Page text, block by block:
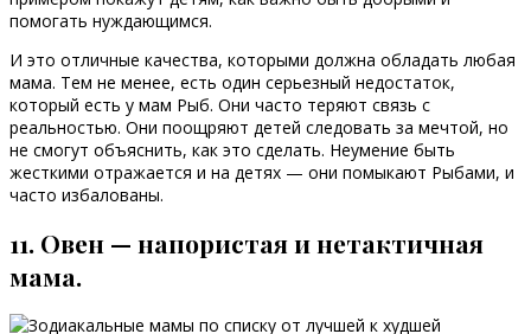
помогать нуждающимся.
И это отличные качества, которыми должна обладать любая
мама. Тем не менее, есть один серьезный недостаток,
который есть у мам Рыб. Они часто теряют связь с
реальностью. Они поощряют детей следовать за мечтой, но
не смогут объяснить, как это сделать. Неумение быть
жесткими отражается и на детях — они помыкают Рыбами, и
часто избалованы.
11. Овен — напористая и нетактичная
мама.